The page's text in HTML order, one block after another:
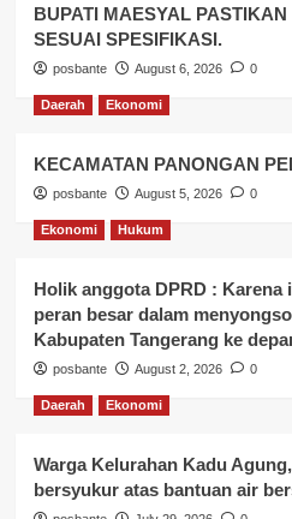
BUPATI MAESYAL
SESUAI SPESIFIKASI.
posbante August 6, 2026 0
Daerah Ekonomi
KECAMATAN PANONGAN
posbante August 5, 2026 0
Ekonomi Hukum
Holik anggota DPRD : Karena
peran besar dalam
Kabupaten Tangerang ke
posbante August 2, 2026 0
Daerah Ekonomi
Warga Kelurahan Kadu
bersyukur atas bantuan air